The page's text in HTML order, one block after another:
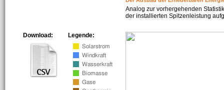
Analog zur vorhergehenden
der installierten Spitzenleistung
Legende:
Download: